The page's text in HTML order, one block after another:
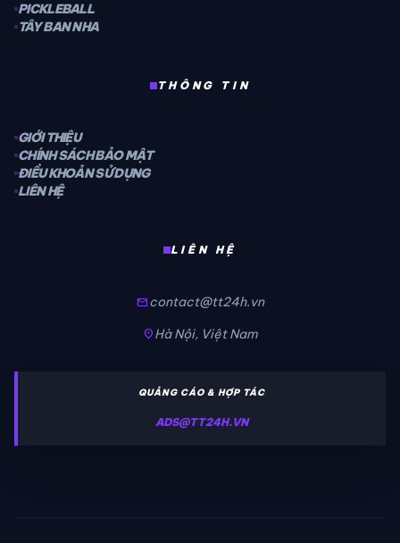
PICKLEBALL
TÂY BAN NHA
THÔNG TIN
GIỚI THIỆU
CHÍNH SÁCH BẢO MẬT
ĐIỀU KHOẢN SỬ DỤNG
LIÊN HỆ
LIÊN HỆ
mailcontact@tt24h.vn
location_onHà Nội, Việt Nam
QUẢNG CÁO & HỢP TÁC
ADS@TT24H.VN